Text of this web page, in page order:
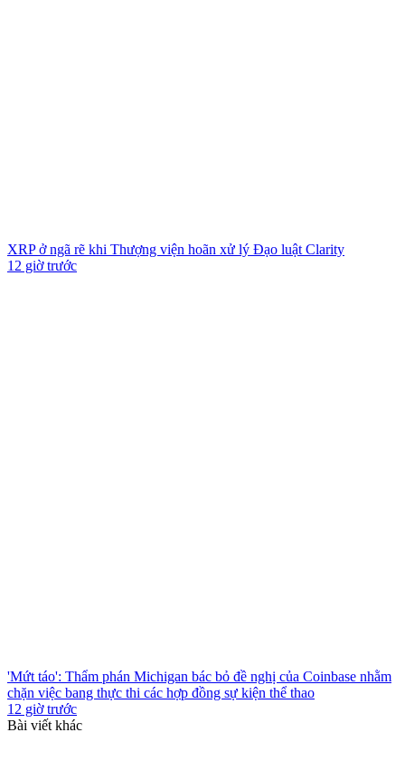
XRP ở ngã rẽ khi Thượng viện hoãn xử lý Đạo luật Clarity
12 giờ trước
'Mứt táo': Thẩm phán Michigan bác bỏ đề nghị của Coinbase nhằm
chặn việc bang thực thi các hợp đồng sự kiện thể thao
12 giờ trước
Bài viết khác